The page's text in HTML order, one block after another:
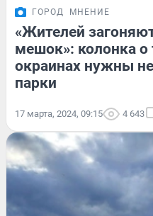
ГОРОД МНЕНИЕ
«Жителей
мешок»: колонка
окраинах нужны
парки
17 марта, 2024, 09:15 4 643